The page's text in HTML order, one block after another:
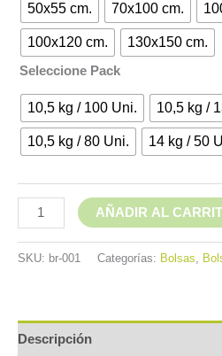
50x55 cm. 70x100 cm.
100x120 cm. 130x150 cm.
Seleccione Pack
10,5 kg / 100 Uni. 10,5 kg /
10,5 kg / 80 Uni. 14 kg / 50
AÑADIR AL
SKU: br-001 Categorías: Bolsas,
Descripción